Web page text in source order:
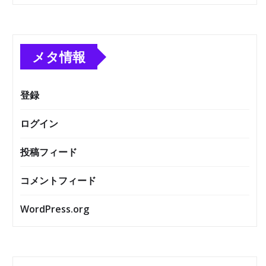
メタ情報
登録
ログイン
投稿フィード
コメントフィード
WordPress.org